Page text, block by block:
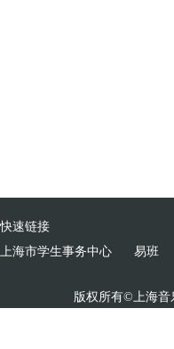
快速链接
上海市学生事务中心
易班
版权所有©上海音